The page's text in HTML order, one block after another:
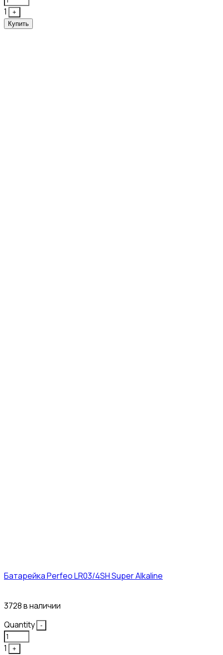
1
+
Купить
Батарейка Perfeo LR03/4SH Super Alkaline
3728 в наличии
Quantity
-
1 +